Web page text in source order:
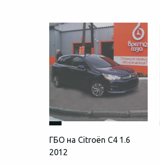
ГБО на Citroën С4 1.6
2012